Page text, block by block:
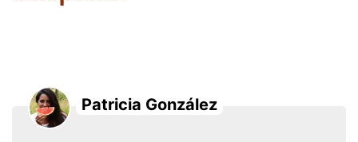
Patricia González